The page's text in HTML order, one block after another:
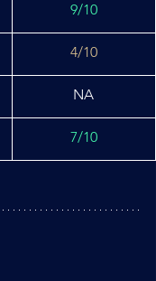
9/10
4/10
NA
7/10